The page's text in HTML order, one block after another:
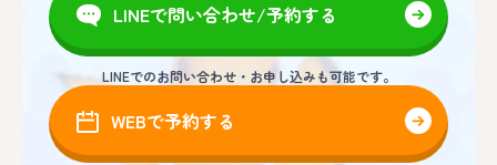
LINEで問い合わせ/予約する
LINEでのお問い合わせ・お申し込みも可能です。
WEBで予約する